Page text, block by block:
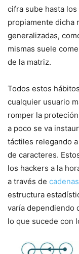
cifra sube hasta
propiamente dicha
generalizadas,
mismas suele
de la matriz.
Todos estos
cualquier usuario
romper la
a poco se va
táctiles relegando
de caracteres.
los hackers a la
a través de
estructura
varía dependiendo
lo que sucede con